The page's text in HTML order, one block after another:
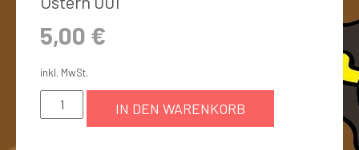
5,00 €
inkl. MwSt.
IN DEN WARENKORB